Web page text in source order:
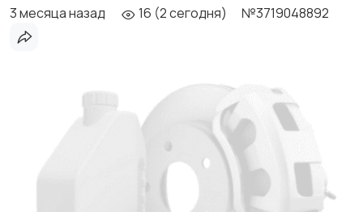
3 месяца назад 16 (2 сегодня) №3719048892